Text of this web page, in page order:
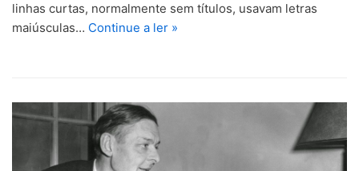
linhas curtas, normalmente sem títulos, usavam letras
maiúsculas… Continue a ler »